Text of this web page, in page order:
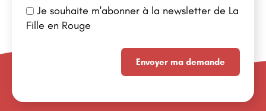
Je souhaite m'abonner à la newsletter de La
Fille en Rouge
Envoyer ma demande